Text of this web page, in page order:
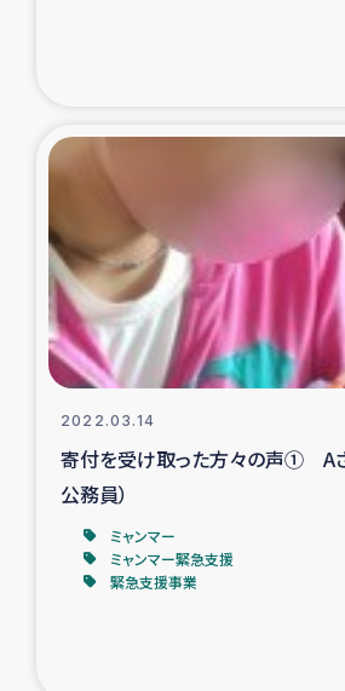
漁民によるマングローブ
レバノンでのシリア難民への
レバノンにおける緊
レバノンでのシリア難民への
海外ルーツの市民と
2022.03.14
寄付を受け取った方々の声① A
公務員）
ミャンマー
ミャンマー緊急支援
緊急支援事業